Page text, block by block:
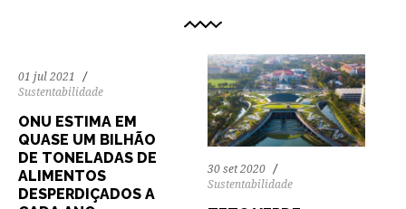
01 jul 2021
Sustentabilidade
ONU ESTIMA EM
QUASE UM BILHÃO
DE TONELADAS DE
ALIMENTOS
DESPERDIÇADOS A
30 set 2020
Sustentabilidade